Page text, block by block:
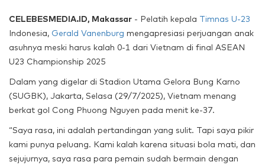
CELEBESMEDIA.ID, Makassar - Pelatih kepala Timnas U-23
Indonesia, Gerald Vanenburg mengapresiasi perjuangan anak
asuhnya meski harus kalah 0-1 dari Vietnam di final ASEAN
U23 Championship 2025
Dalam yang digelar di Stadion Utama Gelora Bung Karno
(SUGBK), Jakarta, Selasa (29/7/2025), Vietnam menang
berkat gol Cong Phuong Nguyen pada menit ke-37.
“Saya rasa, ini adalah pertandingan yang sulit. Tapi saya pikir
kami punya peluang. Kami kalah karena situasi bola mati, dan
sejujurnya, saya rasa para pemain sudah bermain dengan